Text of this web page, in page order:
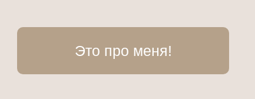
Это про меня!